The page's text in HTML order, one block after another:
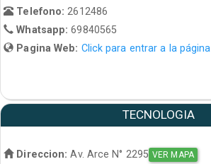
Telefono:2612486
Whatsapp:69840565
Pagina Web: Click para entrar a la página
TECNOLOGIA
Direccion: Av. Arce N° 2295 VER MAPA